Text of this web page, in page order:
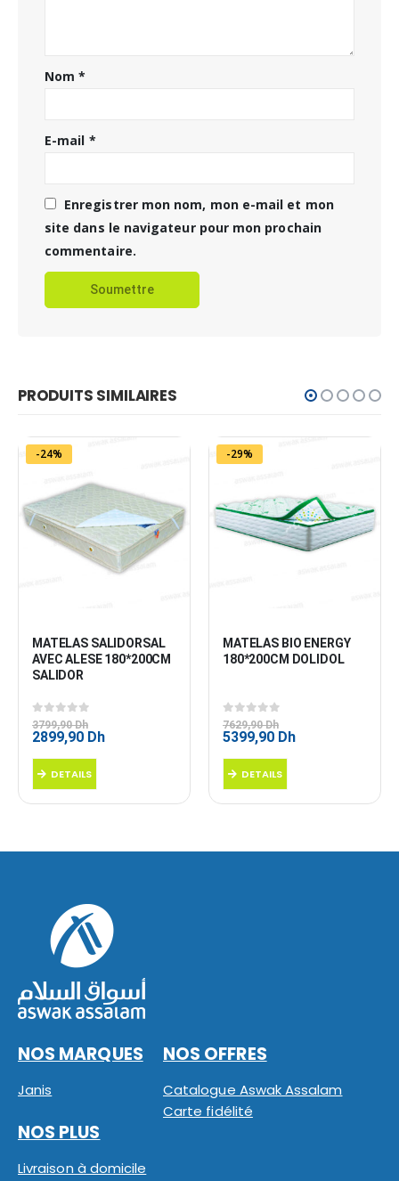
Nom*
E-mail *
Enregistrer mon nom, mon e-mail et mon
site dans le navigateur pour mon prochain
commentaire.
PRODUITS SIMILAIRES
-24%
MATELAS SALIDORSAL
AVEC ALESE 180*200CM
SALIDOR
0sur 5
3799,90Dh
Le
était :
3799,90 Dh.
2899,90 DhLe
DETAILS
-29%
MATELAS BIO ENERGY
180*200CM DOLIDOL
0sur 5
7629,90Dh
Le
était :
7629,90 Dh.
5399,90 DhLe
DETAILS
NOS MARQUES
Janis
NOS OFFRES
Catalogue Aswak Assalam
Carte fidélité
NOS PLUS
Livraison à domicile